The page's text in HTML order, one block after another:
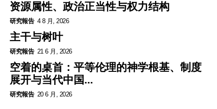
资源属性、政治正当性与权力结构
研究報告 4 8 月, 2026
主干与树叶
研究報告 21 6 月, 2026
空着的桌首：平等伦理的神学根基、制度
展开与当代中国...
研究報告 20 6 月, 2026